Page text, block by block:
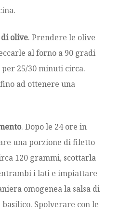
olive. Prendere le olive
al forno a 90 gradi
25/30 minuti circa.
ad ottenere una
. Dopo le 24 ore in
una porzione di filetto
120 grammi, scottarla
i lati e impiattare
omogenea la salsa di
Spolverare con le